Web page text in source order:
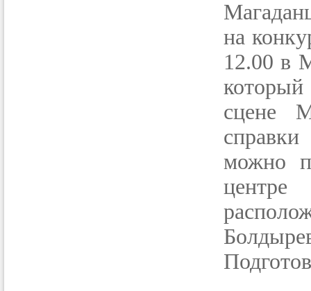
на
12.00 в
сцене
можно
центре